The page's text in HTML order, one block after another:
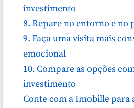
investimento
8. Repare no entorno e no
9. Faça uma visita mais
emocional
10. Compare as opções
investimento
Conte com a Imobille para